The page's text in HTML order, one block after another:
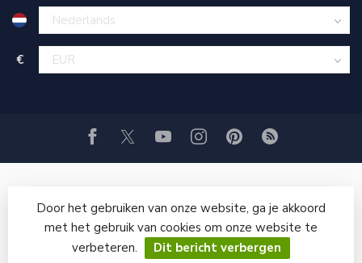
€
Door het gebruiken van onze website, ga je akkoord
met het gebruik van cookies om onze website te
verbeteren.
Dit bericht verbergen